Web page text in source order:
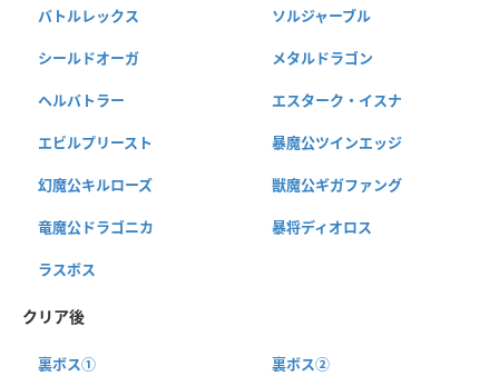
バトルレックス ソルジャーブル
シールドオーガ メタルドラゴン
ヘルバトラー エスターク・イスナ
エビルプリースト 暴魔公ツインエッジ
幻魔公キルローズ 獣魔公ギガファング
竜魔公ドラゴニカ 暴将ディオロス
ラスボス
クリア後
裏ボス① 裏ボス②